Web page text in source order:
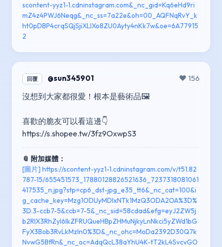
scontent-yyz1-1.cdninstagram.com&_nc_gid=Kq6eHd9ri
mZ4z4PWJ6Neqg&_nc_ss=7a22e&oh=00_AQFNqRvY_k
ht0pDBP4crqSQjSjiXLlXo8ZU0Ayty4nKk7w&oe=6A77915
2
回覆 @sun345901 ❤️ 156
沒想到大家都很愛！根本是藝術品🖼️
喜歡的脆友可以看這邊👇
https://s.shopee.tw/3fz9OxwpS3
📎 附加媒體：
[圖片] https://scontent-yyz1-1.cdninstagram.com/v/t51.82
787-15/655451573_17880128826521636_7237318081061
417535_n.jpg?stp=cp6_dst-jpg_e35_tt6&_nc_cat=100&i
g_cache_key=Mzg1ODUyMDIxNTk1MzQ3ODA2OA%3D%
3D.3-ccb7-5&ccb=7-5&_nc_sid=58cdad&efg=eyJ2ZW5j
b2RlX3RhZyI6IkZFRUQueHBpZHMuNjkyLnNkci5yZWd1bG
FyX3Bob3RvLkMzIn0%3D&_nc_ohc=MoDa2392D30Q7k
NvwG5BfRn&_nc_oc=AdqQcL38aYhU4K-tT2kL4SvcvGO